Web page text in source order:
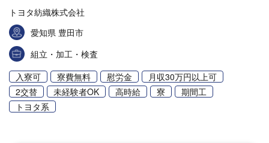
トヨタ紡織株式会社
愛知県 豊田市
組立・加工・検査
入寮可
寮費無料 慰労金
月収30万円以上可
2交替
未経験者OK 高時給 寮
期間工
トヨタ系